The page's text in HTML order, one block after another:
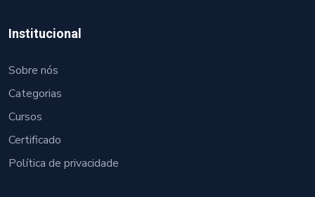
Institucional
Sobre nós
Categorias
Cursos
Certificado
Política de privacidade